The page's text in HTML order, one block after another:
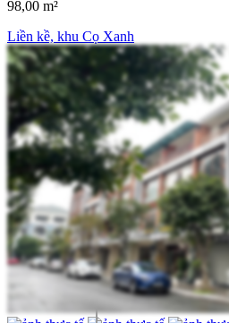
98,00 m²
Liền kề, khu Cọ Xanh